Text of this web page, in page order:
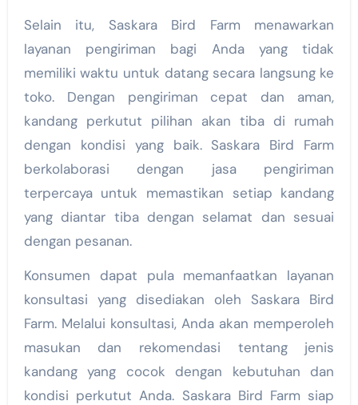
Selain itu, Saskara Bird Farm menawarkan
layanan pengiriman bagi Anda yang tidak
memiliki waktu untuk datang secara langsung ke
toko. Dengan pengiriman cepat dan aman,
kandang perkutut pilihan akan tiba di rumah
dengan kondisi yang baik. Saskara Bird Farm
berkolaborasi dengan jasa pengiriman
terpercaya untuk memastikan setiap kandang
yang diantar tiba dengan selamat dan sesuai
dengan pesanan.
Konsumen dapat pula memanfaatkan layanan
konsultasi yang disediakan oleh Saskara Bird
Farm. Melalui konsultasi, Anda akan memperoleh
masukan dan rekomendasi tentang jenis
kandang yang cocok dengan kebutuhan dan
kondisi perkutut Anda. Saskara Bird Farm siap